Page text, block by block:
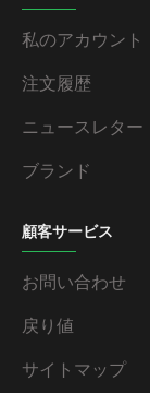
私のアカウント
注文履歴
ニュースレター
ブランド
顧客サービス
お問い合わせ
戻り値
サイトマップ